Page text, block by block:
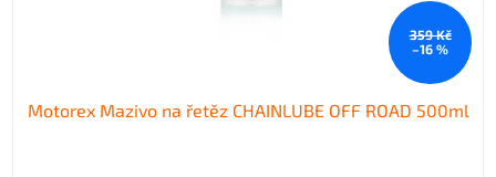
359 Kč
–16 %
Motorex Mazivo na řetěz CHAINLUBE OFF ROAD 500ml